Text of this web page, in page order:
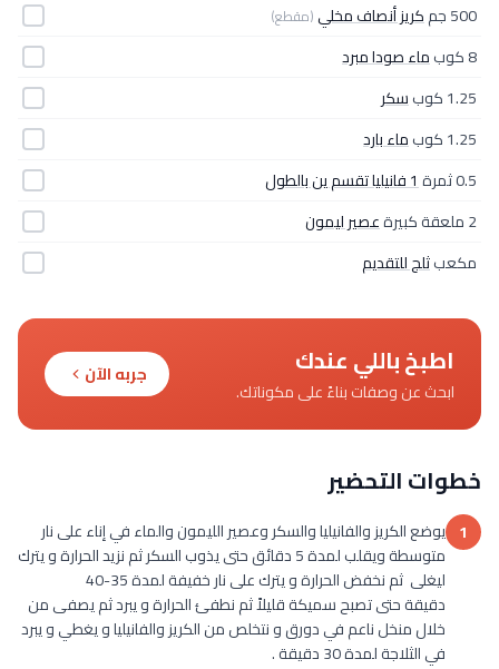
500 جم كريز أنصاف مخلي (مقطع)
8 كوب
ماء صودا مبرد
1.25 كوب
سكر
1.25 كوب
ماء بارد
0.5 ثمرة
1 فانيليا تقسم ين بالطول
2 ملعقة كبيرة
عصير ليمون
مكعبثلج للتقديم
اطبخ باللي عندك
ابحث عن وصفات بناءً على مكوناتك.
جربه الآن
خطوات التحضير
1 يوضع الكريز والفانيليا والسكر وعصير الليمون والماء في إناء على نار
متوسطة ويقلب لمدة 5 دقائق حتى يذوب السكر ثم نزيد الحرارة و يترك
ليغلى ثم نخفض الحرارة و يترك على نار خفيفة لمدة 35-40
دقيقة حتى تصبح سميكة قليلاً ثم نطفئ الحرارة و يبرد ثم يصفى من
خلال منخل ناعم في دورق و نتخلص من الكريز والفانيليا و يغطي و يبرد
في الثلاجة لمدة 30 دقيقة .